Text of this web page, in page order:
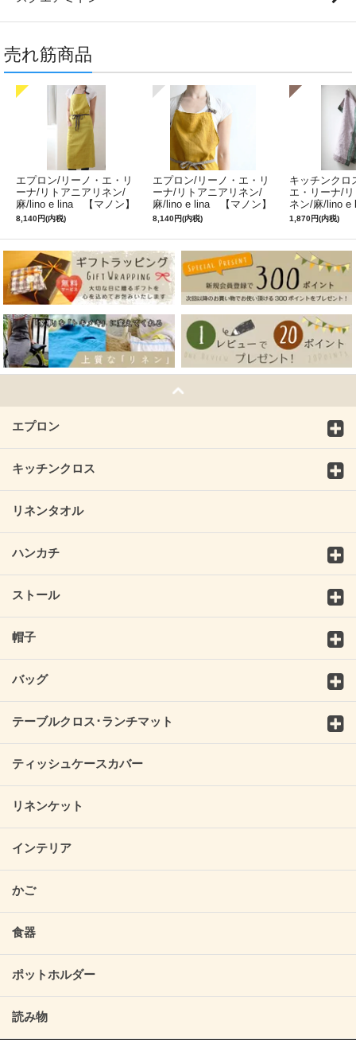
売れ筋商品
エプロン/リーノ・エ・リ
ーナ/リトアニアリネン/
麻/lino e lina 【マノン】
ミモザ
8,140円(内税)
エプロン/リーノ・エ・リ
ーナ/リトアニアリネン/
麻/lino e lina 【マノン】
サフランイエロー
8,140円(内税)
キッチンクロ
エ・リーナ/
ネン/麻/lino
ルフィ】パー
1,870円(内税)
エプロン
キッチンクロス
リネンタオル
ハンカチ
ストール
帽子
バッグ
テーブルクロス･ランチマット
ティッシュケースカバー
リネンケット
インテリア
かご
食器
ポットホルダー
読み物